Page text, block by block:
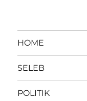
HOME
SELEB
POLITIK